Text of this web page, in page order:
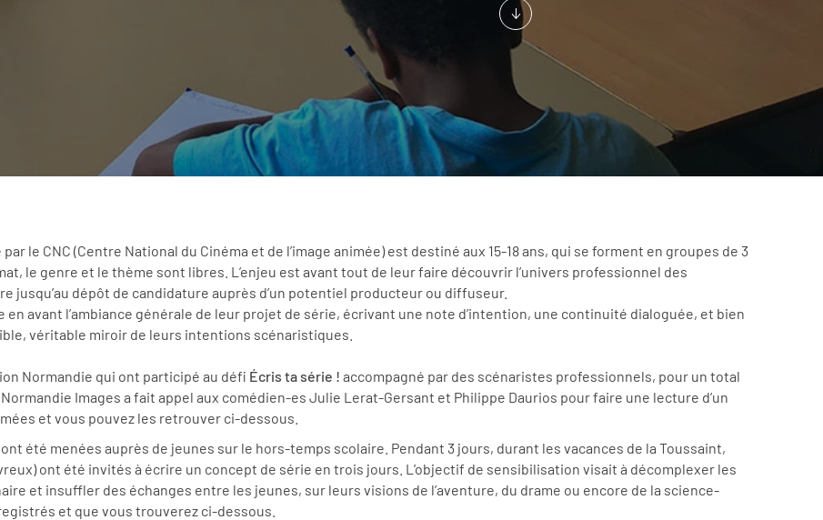
le CNC (Centre National du Cinéma et de l’image animée) est destiné aux 15-18 ans, qui se forment en groupes de 3
le genre et le thème sont libres. L’enjeu est avant tout de leur faire découvrir l’univers professionnel des
jusqu’au dépôt de candidature auprès d’un potentiel producteur ou diffuseur.
en avant l’ambiance générale de leur projet de série, écrivant une note d’intention, une continuité dialoguée, et bien
véritable miroir de leurs intentions scénaristiques.
Normandie qui ont participé au défi Écris ta série ! accompagné par des scénaristes professionnels, pour un total
Images a fait appel aux comédien-es Julie Lerat-Gersant et Philippe Daurios pour faire une lecture d’un
et vous pouvez les retrouver ci-dessous.
ont été menées auprès de jeunes sur le hors-temps scolaire. Pendant 3 jours, durant les vacances de la Toussaint,
ont été invités à écrire un concept de série en trois jours. L’objectif de sensibilisation visait à décomplexer les
et insuffler des échanges entre les jeunes, sur leurs visions de l’aventure, du drame ou encore de la science-
et que vous trouverez ci-dessous.